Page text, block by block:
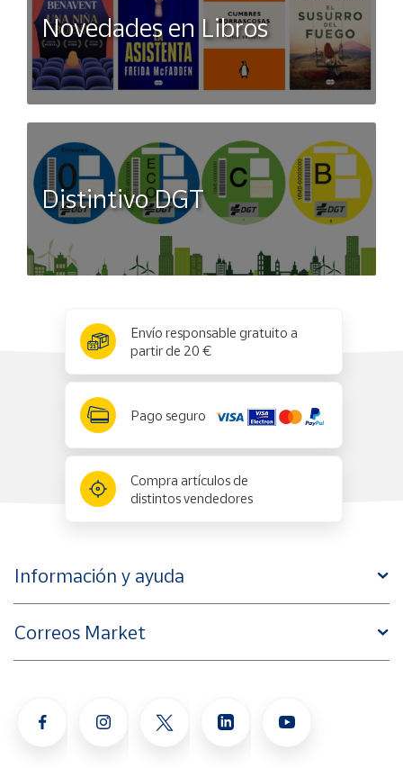
Novedades en Libros
Distintivo DGT
Envío responsable gratuito a
partir de 20 €
Pago seguro
Compra artículos de
distintos vendedores
Información y ayuda
Correos Market